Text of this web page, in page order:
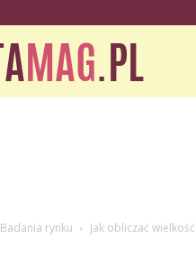
Badania rynku Jak obliczać